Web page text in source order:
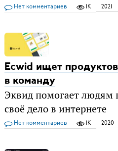
Нет комментариев 1K 2021
Ecwid ищет
в команду
Эквид помогает людям
своё дело в интернете
Нет комментариев 1K 2020